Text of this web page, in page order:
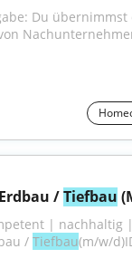
Du übernimmst
/ Tiefbau
| nachhaltig
/ Tiefbau(m/w/